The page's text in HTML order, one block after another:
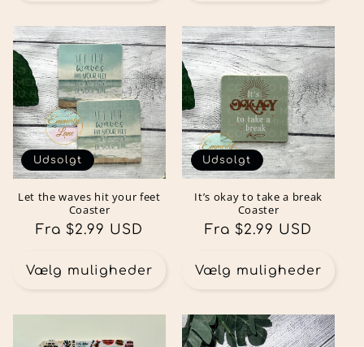
Udsolgt
Let the waves hit your feet
Coaster
Normalpris
Fra $2.99 USD
Vælg muligheder
Udsolgt
It’s okay to take a break
Coaster
Normalpris
Fra $2.99 USD
Vælg muligheder